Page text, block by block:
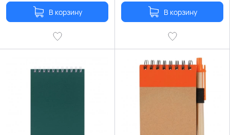
В корзину В корзину